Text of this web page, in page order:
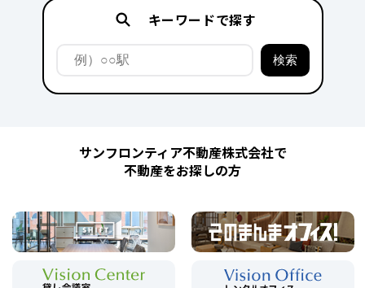
キーワードで探す
サンフロンティア不動産株式会社で
不動産をお探しの方